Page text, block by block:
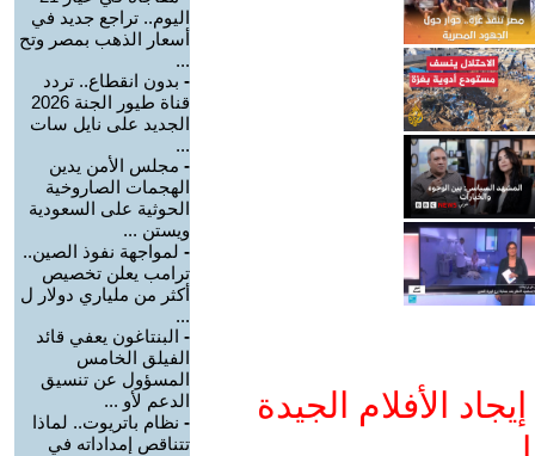
الأفلام الجيدة
اليوم.. تراجع جديد في
أسعار الذهب بمصر وتح
...
- بدون انقطاع.. تردد
قناة طيور الجنة 2026
الجديد على نايل سات
...
- مجلس الأمن يدين
الهجمات الصاروخية
الحوثية على السعودية
ويستن ...
- لمواجهة نفوذ الصين..
ترامب يعلن تخصيص
أكثر من ملياري دولار ل
...
- البنتاغون يعفي قائد
الفيلق الخامس
المسؤول عن تنسيق
الدعم لأو ...
- نظام باتريوت.. لماذا
تتناقص إمداداته في